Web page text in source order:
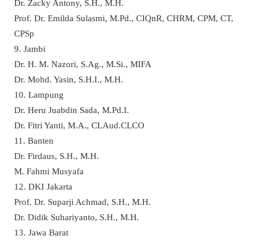
Dr. Zacky Antony, S.H., M.H.
Prof. Dr. Emilda Sulasmi, M.Pd., CIQnR, CHRM, CPM, CT,
CPSp
9. Jambi
Dr. H. M. Nazori, S.Ag., M.Si., MIFA
Dr. Mohd. Yasin, S.H.I., M.H.
10. Lampung
Dr. Heru Juabdin Sada, M.Pd.I.
Dr. Fitri Yanti, M.A., CLAud.CLCO
11. Banten
Dr. Firdaus, S.H., M.H.
M. Fahmi Musyafa
12. DKI Jakarta
Prof. Dr. Suparji Achmad, S.H., M.H.
Dr. Didik Suhariyanto, S.H., M.H.
13. Jawa Barat